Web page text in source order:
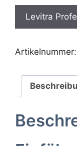
Levitra
Artikelnummer: